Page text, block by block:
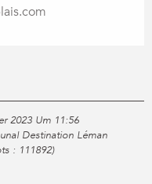
2023 Um 11:56
Destination Léman
: 111892)